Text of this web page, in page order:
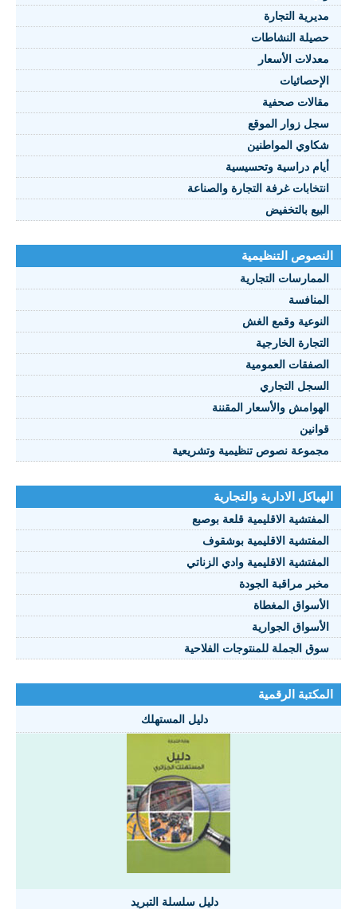
2021
التجارة
النشاطات
الأسعار
صحفية
زوار الموقع
المواطنين
دراسية وتحسيسية
غرفة التجارة والصناعة
بالتخفيض
التنظيمية
التجارية
وقمع الغش
الخارجية
العمومية
التجاري
والأسعار المقننة
نصوص تنظيمية وتشريعية
الادارية والتجارية
الاقليمية قلعة بوصبع
الاقليمية بوشقوف
الاقليمية وادي الزناتي
مراقبة الجودة
المغطاة
الجوارية
الجملة للمنتوجات الفلاحية
الرقمية
دليل المستهلك
دليل سلسلة التبريد